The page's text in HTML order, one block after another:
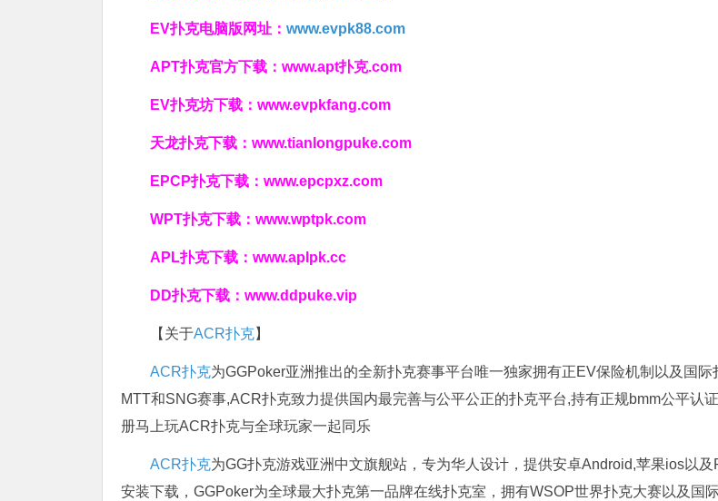
EV扑克电脑版网址： www.evpk88.com
APT扑克官方下载： www.apt扑克.com
EV扑克坊下载： www.evpkfang.com
天龙扑克下载： www.tianlongpuke.com
EPCP扑克下载： www.epcpxz.com
WPT扑克下载： www.wptpk.com
APL扑克下载： www.aplpk.cc
DD扑克下载： www.ddpuke.vip
【关于ACR扑克】
ACR扑克为GGPoker亚洲推出的全新扑克赛事平台唯一独家拥有正EV保险机制以及国际
MTT和SNG赛事,ACR扑克致力提供国内最完善与公平公正的扑克平台,持有正规bmm公平认
册马上玩ACR扑克与全球玩家一起同乐
ACR扑克为GG扑克游戏亚洲中文旗舰站，专为华人设计，提供安卓Android,苹果ios以及
安装下载，GGPoker为全球最大扑克第一品牌在线扑克室，拥有WSOP世界扑克大赛以及国